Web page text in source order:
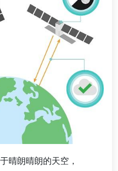
晴朗晴朗的天空，